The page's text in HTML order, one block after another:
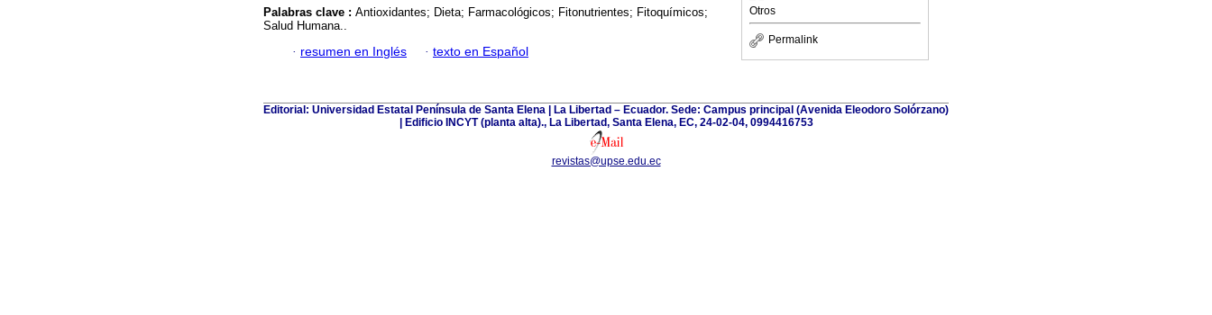
Otros
Permalink
Palabras clave : Antioxidantes; Dieta; Farmacológicos; Fitonutrientes; Fitoquímicos;
Salud Humana..
· resumen en Inglés · texto en Español
Editorial: Universidad Estatal Península de Santa Elena | La Libertad – Ecuador. Sede: Campus principal (Avenida Eleodoro Solórzano)
| Edificio INCYT (planta alta)., La Libertad, Santa Elena, EC, 24-02-04, 0994416753
revistas@upse.edu.ec